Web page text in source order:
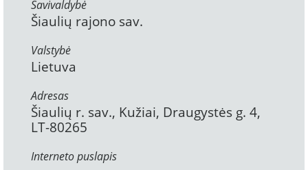
Savivaldybė
Šiaulių rajono sav.
Valstybė
Lietuva
Adresas
Šiaulių r. sav., Kužiai, Draugystės g. 4,
LT-80265
Interneto puslapis